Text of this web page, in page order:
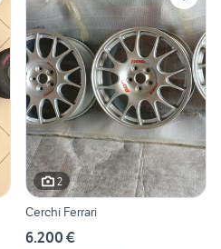
2
Cerchi Ferrari
6.200 €